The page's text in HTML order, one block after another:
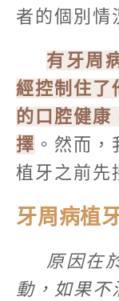
者的個別情
有牙周
經控制住了
的口腔健
擇 。然而
植牙之前先
牙周病植
原因在
動，如果不